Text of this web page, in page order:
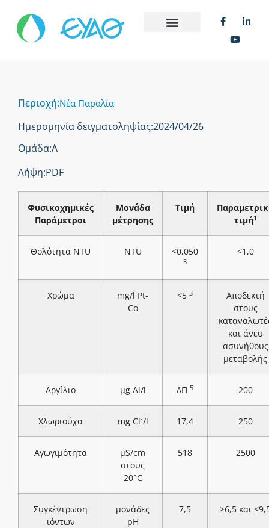
Περιοχή:Νέα Παραλία
Ημερομηνία δειγματοληψίας:2024/04/26
Ομάδα:Α
Λήψη:PDF
Φυσικοχημικές
Παράμετροι
Μονάδα
μέτρησης
Τιμή
τιμή1
Θολότητα NTU NTU <0,050
3
<1,0
Χρώμα
mg/l Pt-
Co
<5 3
Αποδεκτή
στους
και άνευ
ασυνήθους
μεταβολής
Αργίλιο μg Al/l ΔΠ 5 200
Χλωριούχα mg Cl-/l 17,4 250
Αγωγιμότητα
μS/cm
στους
20°C
518 2500
Συγκέντρωση
ιόντων
μονάδες
pH
7,5 ≥6,5 και